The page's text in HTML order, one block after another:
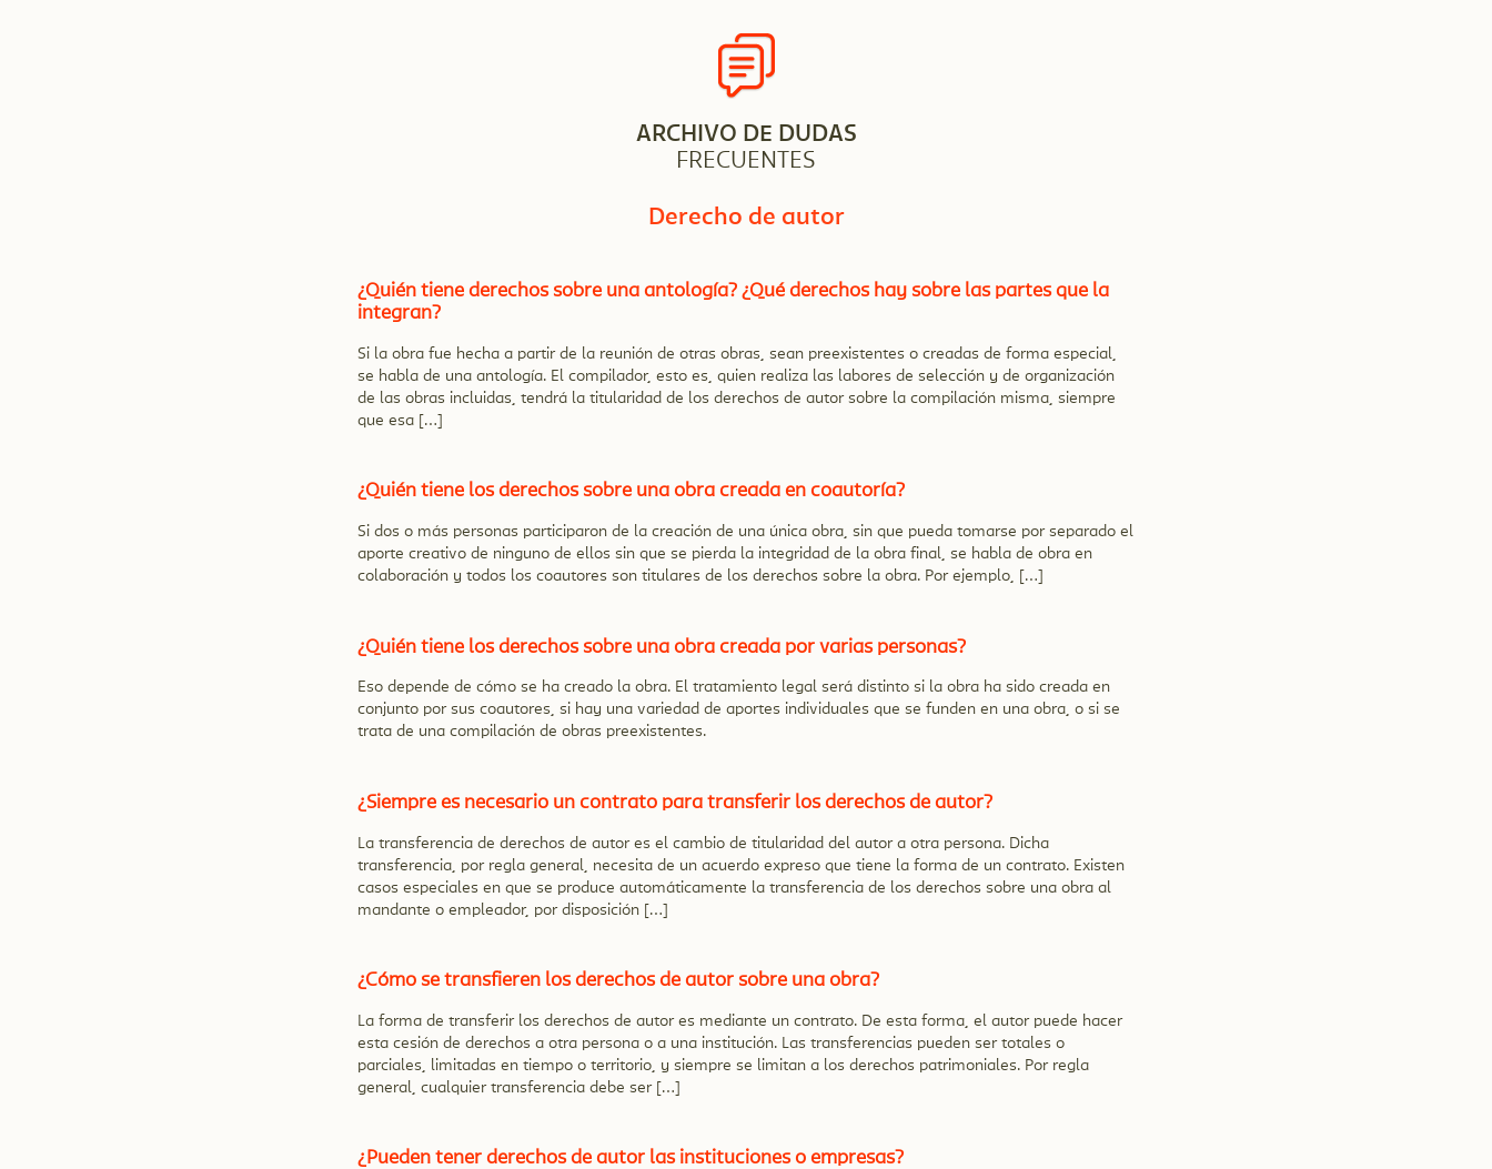
ARCHIVO DE DUDAS
FRECUENTES
Derecho de autor
¿Quién tiene derechos sobre una antología? ¿Qué derechos hay sobre las partes que la
integran?
Si la obra fue hecha a partir de la reunión de otras obras, sean preexistentes o creadas de forma especial,
se habla de una antología. El compilador, esto es, quien realiza las labores de selección y de organización
de las obras incluidas, tendrá la titularidad de los derechos de autor sobre la compilación misma, siempre
que esa […]
¿Quién tiene los derechos sobre una obra creada en coautoría?
Si dos o más personas participaron de la creación de una única obra, sin que pueda tomarse por separado el
aporte creativo de ninguno de ellos sin que se pierda la integridad de la obra final, se habla de obra en
colaboración y todos los coautores son titulares de los derechos sobre la obra. Por ejemplo, […]
¿Quién tiene los derechos sobre una obra creada por varias personas?
Eso depende de cómo se ha creado la obra. El tratamiento legal será distinto si la obra ha sido creada en
conjunto por sus coautores, si hay una variedad de aportes individuales que se funden en una obra, o si se
trata de una compilación de obras preexistentes.
¿Siempre es necesario un contrato para transferir los derechos de autor?
La transferencia de derechos de autor es el cambio de titularidad del autor a otra persona. Dicha
transferencia, por regla general, necesita de un acuerdo expreso que tiene la forma de un contrato. Existen
casos especiales en que se produce automáticamente la transferencia de los derechos sobre una obra al
mandante o empleador, por disposición […]
¿Cómo se transfieren los derechos de autor sobre una obra?
La forma de transferir los derechos de autor es mediante un contrato. De esta forma, el autor puede hacer
esta cesión de derechos a otra persona o a una institución. Las transferencias pueden ser totales o
parciales, limitadas en tiempo o territorio, y siempre se limitan a los derechos patrimoniales. Por regla
general, cualquier transferencia debe ser […]
¿Pueden tener derechos de autor las instituciones o empresas?